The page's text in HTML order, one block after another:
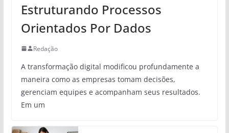
Estruturando Processos
Orientados Por Dados
Redação
A transformação digital modificou profundamente a
maneira como as empresas tomam decisões,
gerenciam equipes e acompanham seus resultados.
Em um